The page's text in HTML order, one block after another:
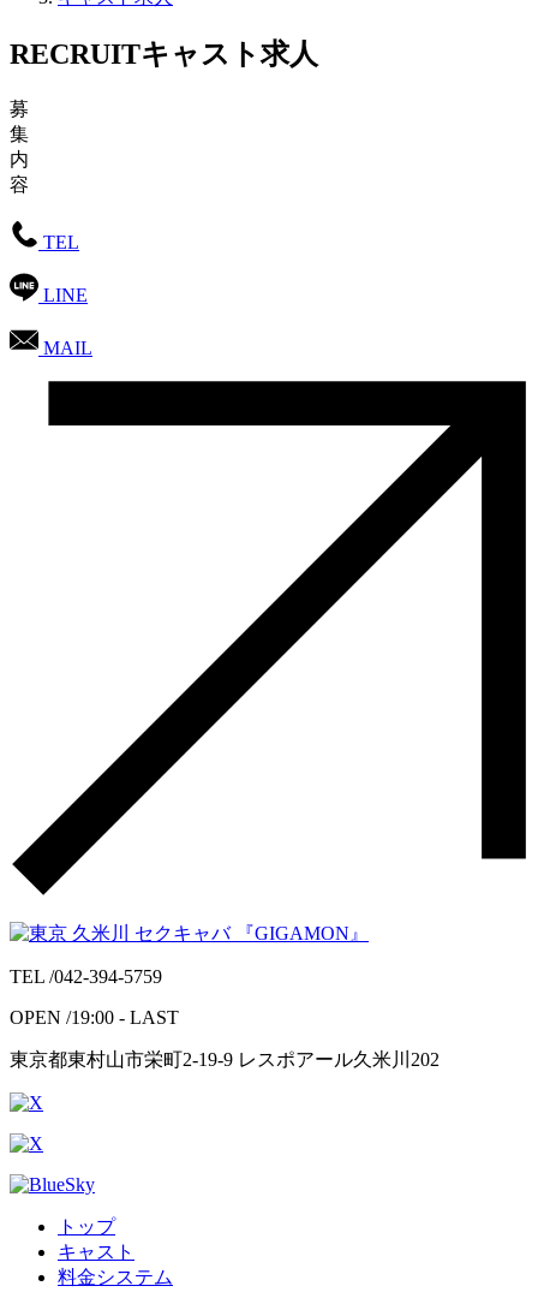
RECRUITキャスト求人
募
集
内
容
TEL
LINE
MAIL
TEL /042-394-5759
OPEN /19:00 - LAST
東京都東村山市栄町2-19-9 レスポアール久米川202
トップ
キャスト
料金システム